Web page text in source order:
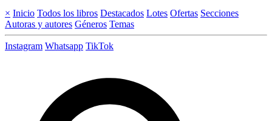
× Inicio Todos los libros Destacados Lotes Ofertas Secciones
Autoras y autores Géneros Temas
Instagram Whatsapp TikTok